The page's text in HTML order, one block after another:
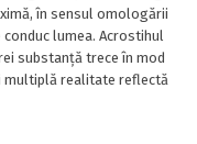
în sensul omologării
lumea. Acrostihul
substanță trece în mod
multiplă realitate reflectă